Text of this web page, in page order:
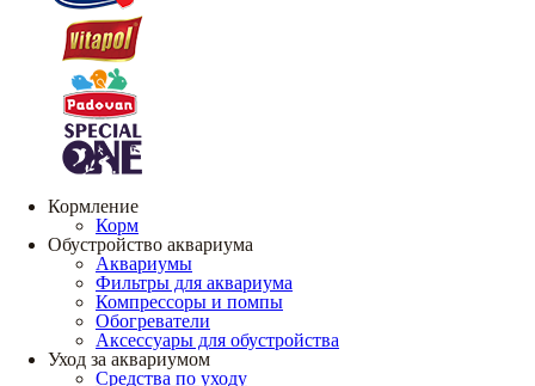
Кормление
Корм
Обустройство аквариума
Аквариумы
Фильтры для аквариума
Компрессоры и помпы
Обогреватели
Аксессуары для обустройства
Уход за аквариумом
Средства по уходу